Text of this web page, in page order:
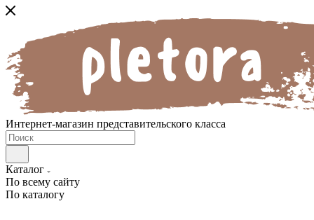
Интернет-магазин представительского класса
Каталог
По всему сайту
По каталогу